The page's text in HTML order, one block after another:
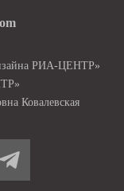
РИА-ЦЕНТР»
Ковалевская